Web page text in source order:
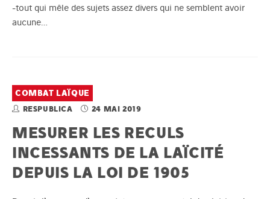
-tout qui mêle des sujets assez divers qui ne semblent avoir
aucune…
COMBAT LAÏQUE
RESPUBLICA 24 MAI 2019
MESURER LES RECULS
INCESSANTS DE LA LAÏCITÉ
DEPUIS LA LOI DE 1905